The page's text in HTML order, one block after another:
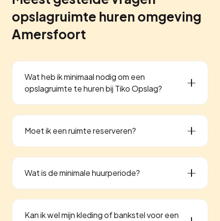
opslagruimte huren omgeving
Amersfoort
Wat heb ik minimaal nodig om een
opslagruimte te huren bij Tiko Opslag?
Moet ik een ruimte reserveren?
Wat is de minimale huurperiode?
Kan ik wel mijn kleding of bankstel voor een